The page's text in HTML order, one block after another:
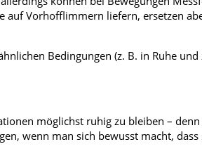
auf Vorhofflimmern liefern, ersetzen
Bedingungen (z. B. in Ruhe und
möglichst ruhig zu bleiben –
wenn man sich bewusst macht,